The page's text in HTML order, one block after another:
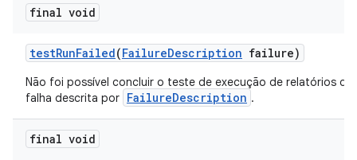
final void
testRunFailed(FailureDescription failure)
Não foi possível concluir o teste de execução de relatórios
falha descrita por FailureDescription .
final void